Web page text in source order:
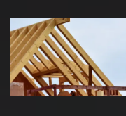
Traitement de
charpente 39
Jura